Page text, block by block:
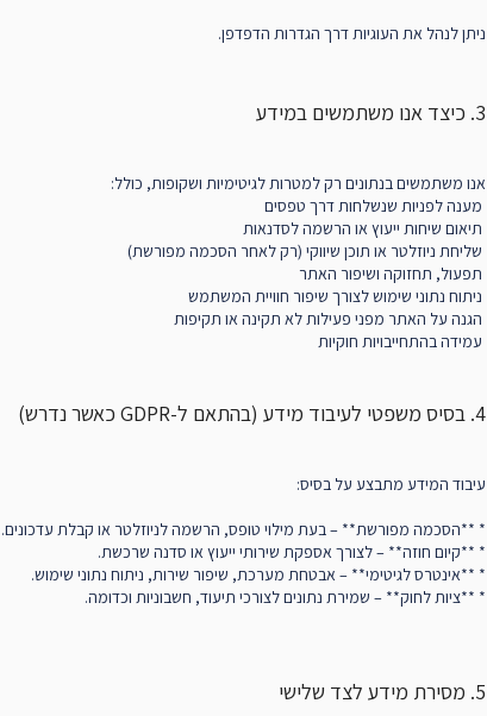
ניתן לנהל את העוגיות דרך הגדרות הדפדפן.
3. כיצד אנו משתמשים במידע
אנו משתמשים בנתונים רק למטרות לגיטימיות ושקופות, כולל:
מענה לפניות שנשלחות דרך טפסים
תיאום שיחות ייעוץ או הרשמה לסדנאות
שליחת ניוזלטר או תוכן שיווקי (רק לאחר הסכמה מפורשת)
תפעול, תחזוקה ושיפור האתר
ניתוח נתוני שימוש לצורך שיפור חוויית המשתמש
הגנה על האתר מפני פעילות לא תקינה או תקיפות
עמידה בהתחייבויות חוקיות
4. בסיס משפטי לעיבוד מידע (בהתאם ל-GDPR כאשר נדרש)
עיבוד המידע מתבצע על בסיס:
* **הסכמה מפורשת** – בעת מילוי טופס, הרשמה לניוזלטר או קבלת עדכונים.
* **קיום חוזה** – לצורך אספקת שירותי ייעוץ או סדנה שרכשת.
* **אינטרס לגיטימי** – אבטחת מערכת, שיפור שירות, ניתוח נתוני שימוש.
* **ציות לחוק** – שמירת נתונים לצורכי תיעוד, חשבוניות וכדומה.
5. מסירת מידע לצד שלישי